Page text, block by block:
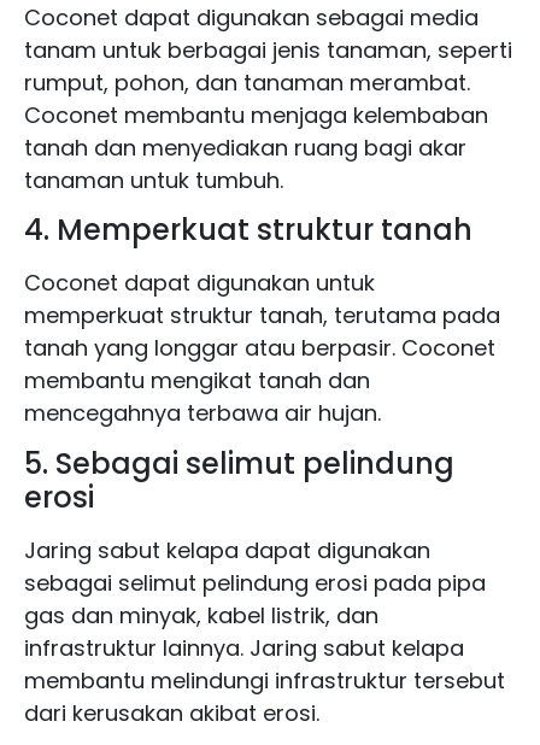
Coconet dapat digunakan sebagai media
tanam untuk berbagai jenis tanaman, seperti
rumput, pohon, dan tanaman merambat.
Coconet membantu menjaga kelembaban
tanah dan menyediakan ruang bagi akar
tanaman untuk tumbuh.
4. Memperkuat struktur tanah
Coconet dapat digunakan untuk
memperkuat struktur tanah, terutama pada
tanah yang longgar atau berpasir. Coconet
membantu mengikat tanah dan
mencegahnya terbawa air hujan.
5. Sebagai selimut pelindung
erosi
Jaring sabut kelapa dapat digunakan
sebagai selimut pelindung erosi pada pipa
gas dan minyak, kabel listrik, dan
infrastruktur lainnya. Jaring sabut kelapa
membantu melindungi infrastruktur tersebut
dari kerusakan akibat erosi.